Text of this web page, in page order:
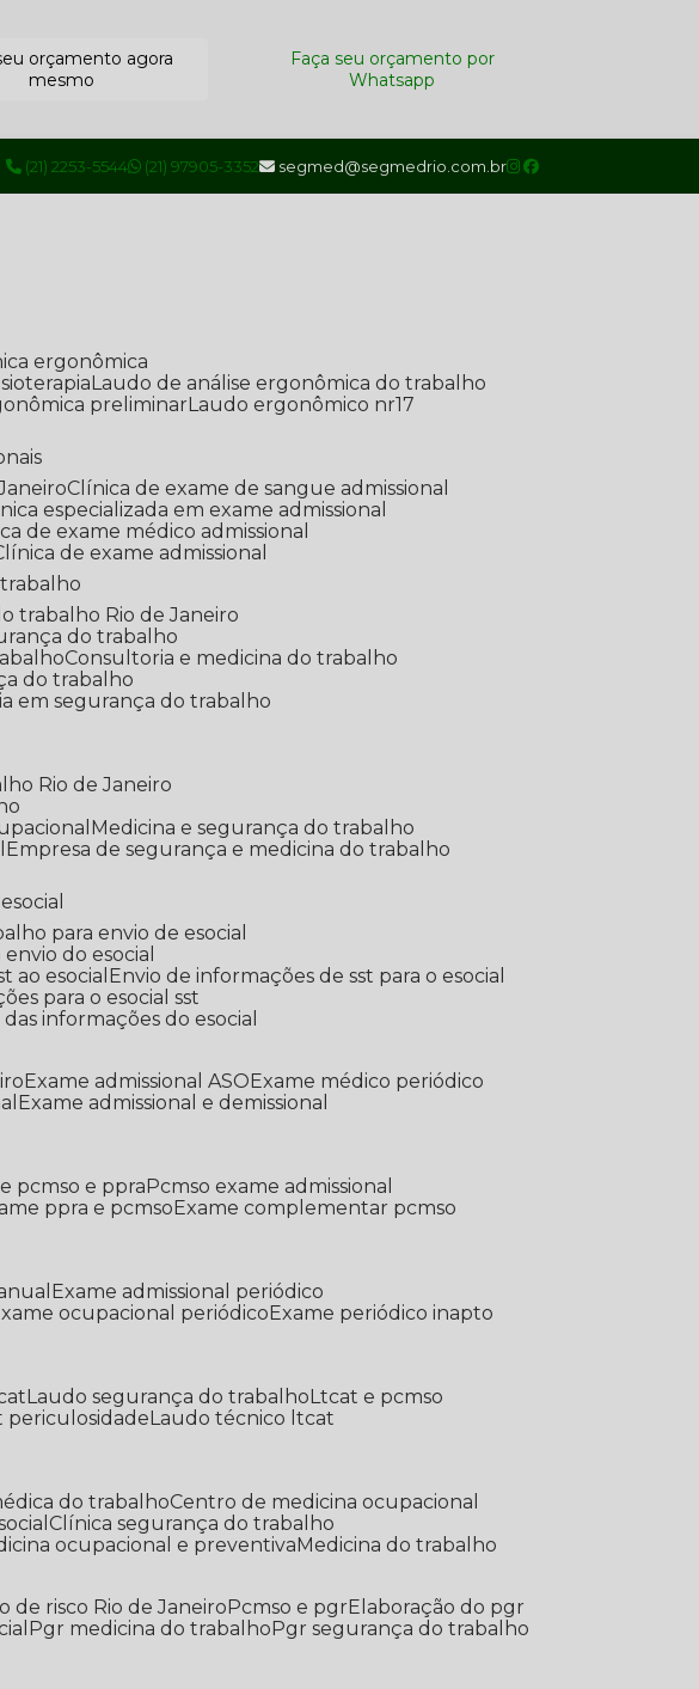
orçamento agora
mesmo
Faça seu orçamento por
Whatsapp
(21) 2253-5544 (21) 97905-3352 segmed@segmedrio.com.br
ergonômica
Laudo de análise ergonômica do trabalho
preliminar Laudo ergonômico nr17
Clínica de exame de sangue admissional
especializada em exame admissional
de exame médico admissional
Clínica de exame admissional
trabalho Rio de Janeiro
do trabalho
Consultoria e medicina do trabalho
do trabalho
em segurança do trabalho
Rio de Janeiro
Medicina e segurança do trabalho
Empresa de segurança e medicina do trabalho
para envio de esocial
do esocial
ao esocial
Envio de informações de sst para o esocial
para o esocial sst
das informações do esocial
Exame admissional ASO
Exame médico periódico
Exame admissional e demissional
pcmso e ppra
Pcmso exame admissional
ppra e pcmso
Exame complementar pcmso
Exame admissional periódico
Exame ocupacional periódico
Exame periódico inapto
Laudo segurança do trabalho Ltcat e pcmso
periculosidade Laudo técnico ltcat
do trabalho
Centro de medicina ocupacional
Clínica segurança do trabalho
ocupacional e preventiva
Medicina do trabalho
de risco Rio de Janeiro Pcmso e pgr
Elaboração do pgr
Pgr medicina do trabalho
Pgr segurança do trabalho